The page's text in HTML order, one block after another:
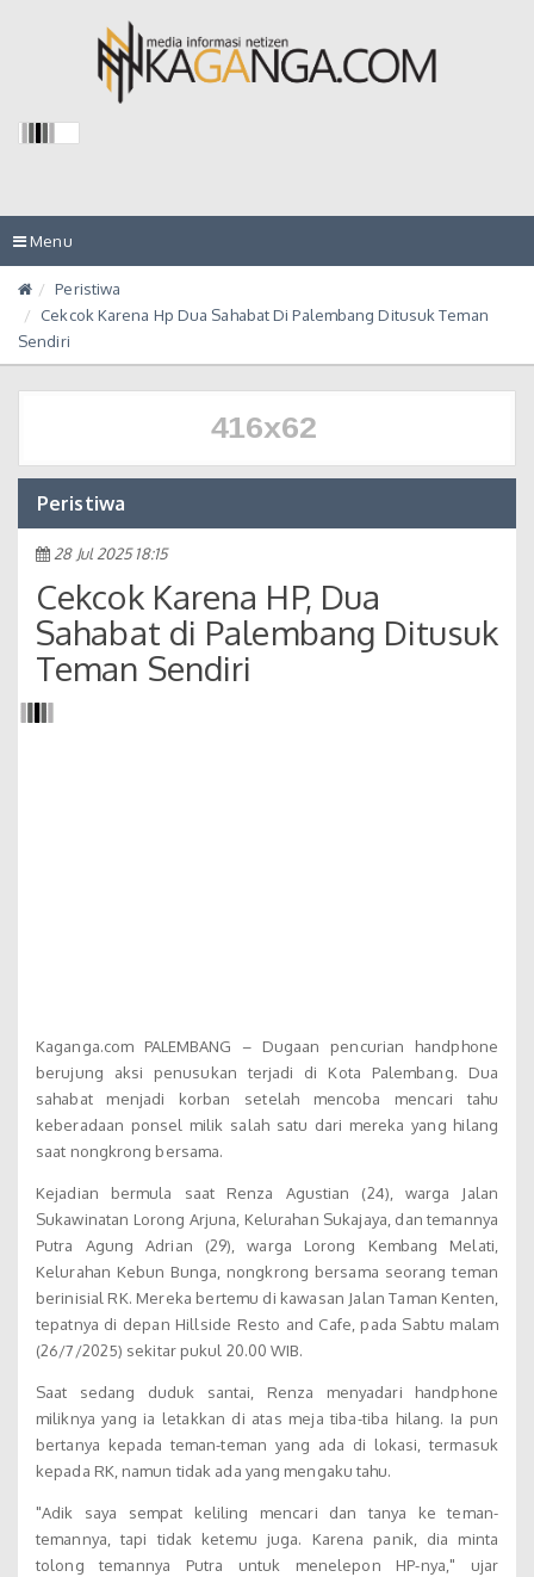
Toggle
navigation
Menu
Peristiwa
Cekcok Karena Hp Dua Sahabat Di Palembang Ditusuk Teman
Sendiri
Peristiwa
28 Jul 2025 18:15
Cekcok Karena HP, Dua
Sahabat di Palembang Ditusuk
Teman Sendiri
Kaganga.com PALEMBANG – Dugaan pencurian handphone
berujung aksi penusukan terjadi di Kota Palembang. Dua
sahabat menjadi korban setelah mencoba mencari tahu
keberadaan ponsel milik salah satu dari mereka yang hilang
saat nongkrong bersama.
Kejadian bermula saat Renza Agustian (24), warga Jalan
Sukawinatan Lorong Arjuna, Kelurahan Sukajaya, dan temannya
Putra Agung Adrian (29), warga Lorong Kembang Melati,
Kelurahan Kebun Bunga, nongkrong bersama seorang teman
berinisial RK. Mereka bertemu di kawasan Jalan Taman Kenten,
tepatnya di depan Hillside Resto and Cafe, pada Sabtu malam
(26/7/2025) sekitar pukul 20.00 WIB.
Saat sedang duduk santai, Renza menyadari handphone
miliknya yang ia letakkan di atas meja tiba-tiba hilang. Ia pun
bertanya kepada teman-teman yang ada di lokasi, termasuk
kepada RK, namun tidak ada yang mengaku tahu.
"Adik saya sempat keliling mencari dan tanya ke teman-
temannya, tapi tidak ketemu juga. Karena panik, dia minta
tolong temannya Putra untuk menelepon HP-nya," ujar